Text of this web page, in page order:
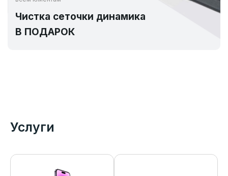
Чистка сеточки динамика
В ПОДАРОК
Услуги